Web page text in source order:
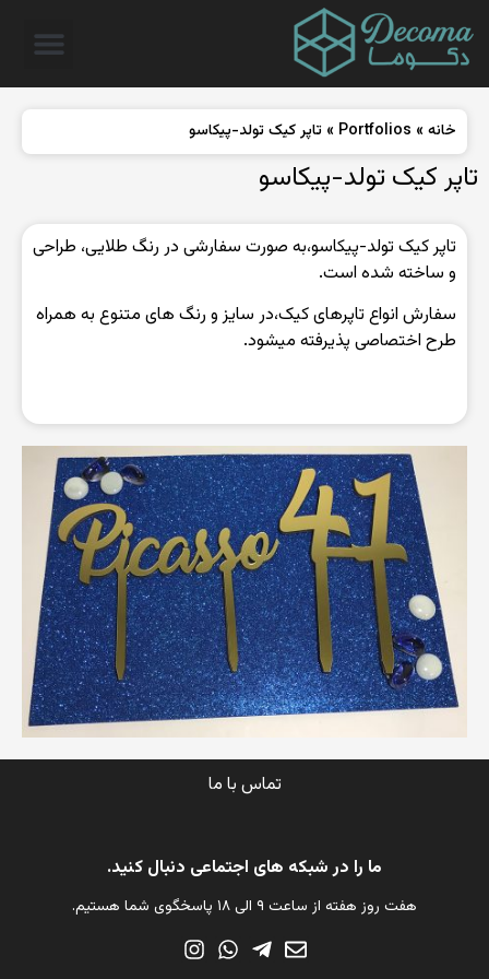
خانه »
Portfolios
» تاپر کیک تولد-پیکاسو
تاپر کیک تولد-پیکاسو
تاپر کیک تولد-پیکاسو،به صورت سفارشی در رنگ طلایی، طراحی
و ساخته شده است.
سفارش انواع تاپرهای کیک،در سایز و رنگ های متنوع به همراه
طرح اختصاصی پذیرفته میشود.
تماس با ما
ما را در شبکه های اجتماعی دنبال کنید.
هفت روز هفته از ساعت ۹ الی ۱۸ پاسخگوی شما هستیم.